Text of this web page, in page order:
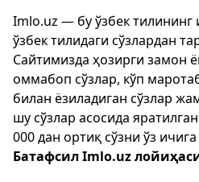
Imlo.uz — бу ўзбек тилининг
ўзбек тилидаги сўзлардан
Сайтимизда ҳозирги замон
оммабоп сўзлар, кўп
билан ёзиладиган сўзлар
шу сўзлар асосида
000 дан ортиқ сўзни ўз
Батафсил Imlo.uz